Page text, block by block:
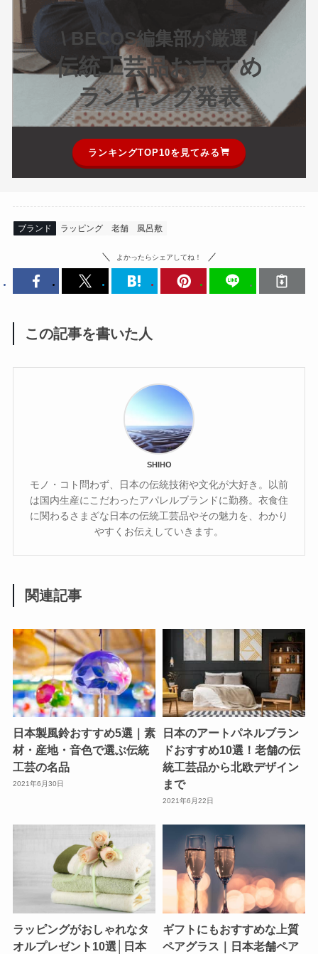
\ BECOS編集部が厳選 /
伝統工芸品おすすめ
ランキング発表
ランキングTOP10を見てみる
ブランド ラッピング 老舗 風呂敷
よかったらシェアしてね！
この記事を書いた人
SHIHO
モノ・コト問わず、日本の伝統技術や文化が大好き。以前
は国内生産にこだわったアパレルブランドに勤務。衣食住
に関わるさまざな日本の伝統工芸品やその魅力を、わかり
やすくお伝えしていきます。
関連記事
日本製風鈴おすすめ5選｜素
材・産地・音色で選ぶ伝統
工芸の名品
2021年6月30日
日本のアートパネルブラン
ドおすすめ10選！老舗の伝
統工芸品から北欧デザイン
まで
2021年6月22日
ラッピングがおしゃれなタ
オルプレゼント10選│日本
ギフトにもおすすめな上質
ペアグラス｜日本老舗ペア